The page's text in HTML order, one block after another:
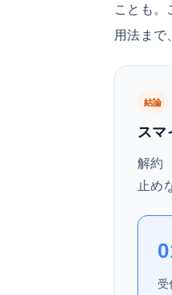
ことも
用法まで
結論
スマ
解約
止め
受